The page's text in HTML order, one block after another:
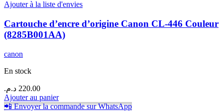
Ajouter à la liste d'envies
Cartouche d’encre d’origine Canon CL-446 Couleur
(8285B001AA)
canon
En stock
220.00 د.م.
Ajouter au panier
📲 Envoyer la commande sur WhatsApp